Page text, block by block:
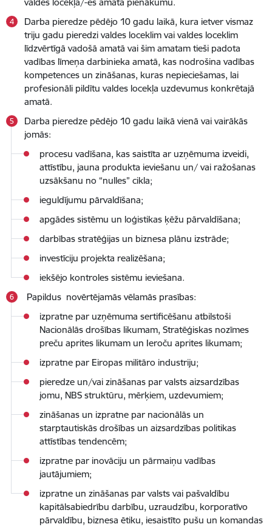
Darba pieredze pēdējo 10 gadu laikā, kura ietver vismaz
triju gadu pieredzi valdes loceklim vai valdes loceklim
līdzvērtīgā vadošā amatā vai šim amatam tieši padota
vadības līmeņa darbinieka amatā, kas nodrošina vadības
kompetences un zināšanas, kuras nepieciešamas, lai
profesionāli pildītu valdes locekļa uzdevumus konkrētajā
amatā.
Darba pieredze pēdējo 10 gadu laikā vienā vai vairākās
jomās:
procesu vadīšana, kas saistīta ar uzņēmuma izveidi,
attīstību, jauna produkta ieviešanu un/ vai ražošanas
uzsākšanu no “nulles” cikla;
ieguldījumu pārvaldīšana;
apgādes sistēmu un loģistikas ķēžu pārvaldīšana;
darbības stratēģijas un biznesa plānu izstrāde;
investīciju projekta realizēšana;
iekšējo kontroles sistēmu ieviešana.
Papildus novērtējamās vēlamās prasības:
izpratne par uzņēmuma sertificēšanu atbilstoši
Nacionālās drošības likumam, Stratēģiskas nozīmes
preču aprites likumam un Ieroču aprites likumam;
izpratne par Eiropas militāro industriju;
pieredze un/vai zināšanas par valsts aizsardzības
jomu, NBS struktūru, mērķiem, uzdevumiem;
zināšanas un izpratne par nacionālās un
starptautiskās drošības un aizsardzības politikas
attīstības tendencēm;
izpratne par inovāciju un pārmaiņu vadības
jautājumiem;
izpratne un zināšanas par valsts vai pašvaldību
kapitālsabiedrību darbību, uzraudzību, korporatīvo
pārvaldību, biznesa ētiku, iesaistīto pušu un komandas